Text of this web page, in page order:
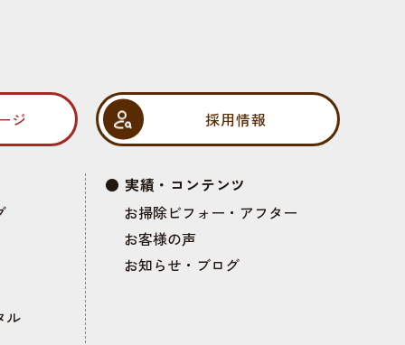
ジ 採用情報
ル
実績・コンテンツ
お掃除ビフォー・アフター
お客様の声
お知らせ・ブログ